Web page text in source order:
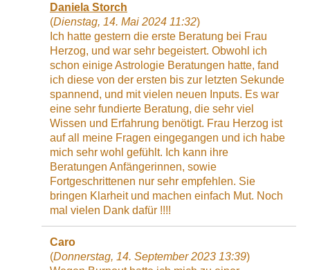
Daniela Storch
(Dienstag, 14. Mai 2024 11:32)
Ich hatte gestern die erste Beratung bei Frau
Herzog, und war sehr begeistert. Obwohl ich
schon einige Astrologie Beratungen hatte, fand
ich diese von der ersten bis zur letzten Sekunde
spannend, und mit vielen neuen Inputs. Es war
eine sehr fundierte Beratung, die sehr viel
Wissen und Erfahrung benötigt. Frau Herzog ist
auf all meine Fragen eingegangen und ich habe
mich sehr wohl gefühlt. Ich kann ihre
Beratungen Anfängerinnen, sowie
Fortgeschrittenen nur sehr empfehlen. Sie
bringen Klarheit und machen einfach Mut. Noch
mal vielen Dank dafür !!!!
Caro
(Donnerstag, 14. September 2023 13:39)